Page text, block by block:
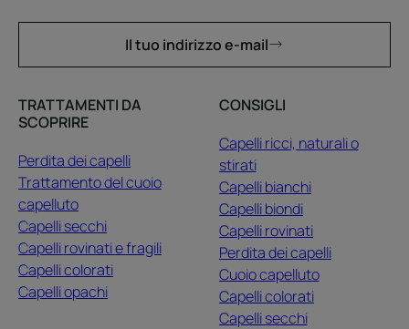
Il tuo indirizzo e-mail
TRATTAMENTI DA
SCOPRIRE
Perdita dei capelli
Trattamento del cuoio
capelluto
Capelli secchi
Capelli rovinati e fragili
Capelli colorati
Capelli opachi
CONSIGLI
Capelli ricci, naturali o
stirati
Capelli bianchi
Capelli biondi
Capelli rovinati
Perdita dei capelli
Cuoio capelluto
Capelli colorati
Capelli secchi